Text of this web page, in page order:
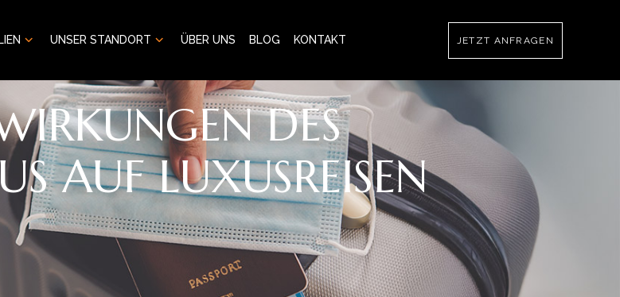
UNSER STANDORT ÜBER UNS BLOG KONTAKT JETZT ANFRAGEN
DES
AUF LUXUSREISEN